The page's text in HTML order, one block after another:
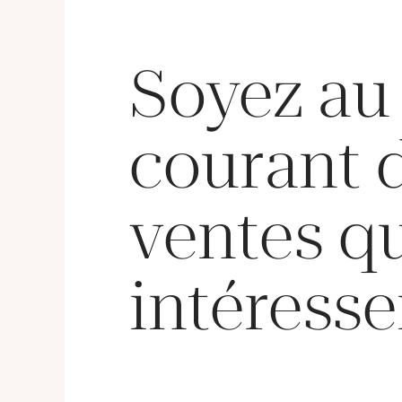
Soyez au
courant
ventes